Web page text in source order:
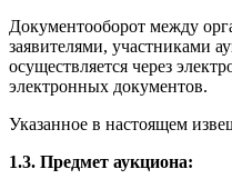
Документооборот между
заявителями, участниками
осуществляется через
электронных документов.
Указанное в настоящем
1.3. Предмет аукциона: